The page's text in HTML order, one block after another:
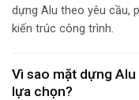
dựng Alu theo yêu cầu,
kiến trúc công trình.
Vì sao mặt dựng
lựa chọn?